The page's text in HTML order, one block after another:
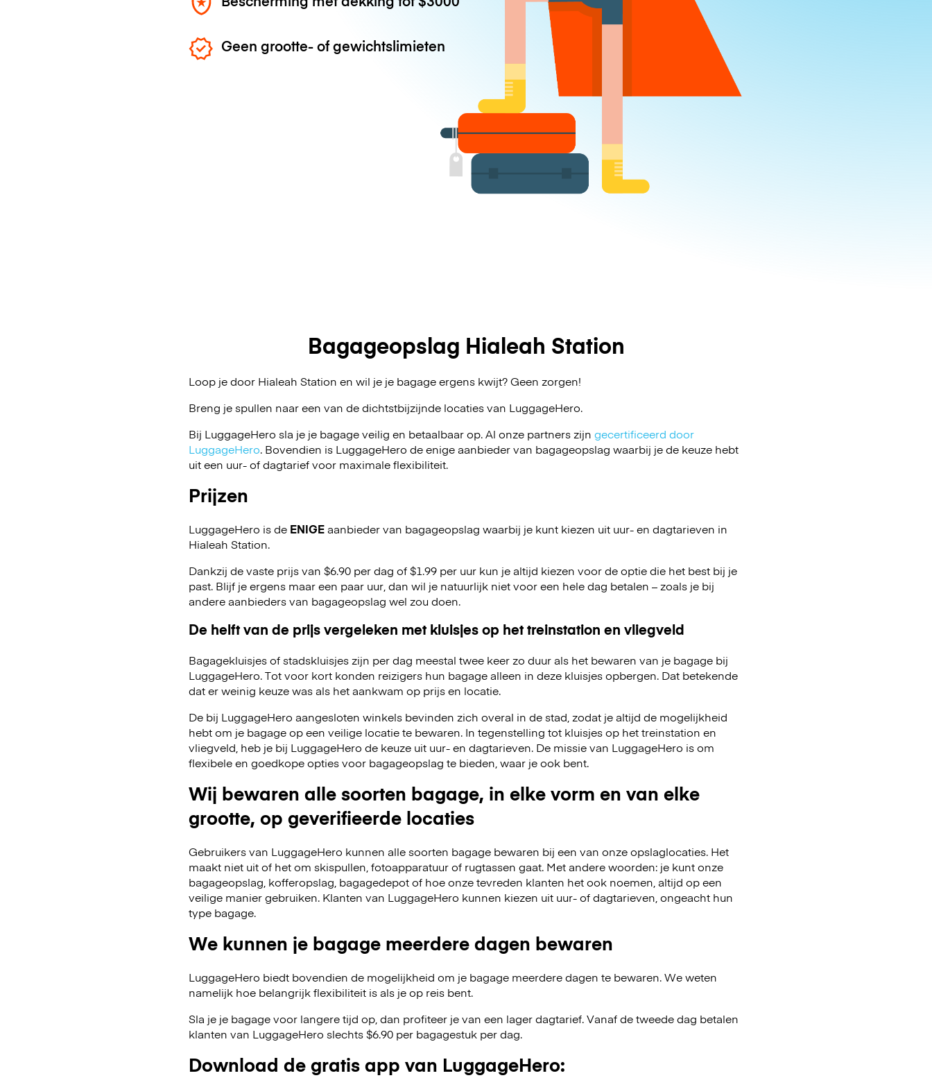
Geen grootte- of gewichtslimieten
Bagageopslag Hialeah Station
Loop je door Hialeah Station en wil je je bagage ergens kwijt? Geen zorgen!
Breng je spullen naar een van de dichtstbijzijnde locaties van LuggageHero.
Bij LuggageHero sla je je bagage veilig en betaalbaar op. Al onze partners zijn gecertificeerd door
LuggageHero. Bovendien is LuggageHero de enige aanbieder van bagageopslag waarbij je de keuze hebt
uit een uur- of dagtarief voor maximale flexibiliteit.
Prijzen
LuggageHero is de ENIGEaanbieder van bagageopslag waarbij je kunt kiezen uit uur- en dagtarieven in
Hialeah Station.
Dankzij de vaste prijs van $6.90 per dag of $1.99 per uur kun je altijd kiezen voor de optie die het best bij je
past. Blijf je ergens maar een paar uur, dan wil je natuurlijk niet voor een hele dag betalen – zoals je bij
andere aanbieders van bagageopslag wel zou doen.
De helft van de prijs vergeleken met kluisjes op het treinstation en vliegveld
Bagagekluisjes of stadskluisjes zijn per dag meestal twee keer zo duur als het bewaren van je bagage bij
LuggageHero. Tot voor kort konden reizigers hun bagage alleen in deze kluisjes opbergen. Dat betekende
dat er weinig keuze was als het aankwam op prijs en locatie.
De bij LuggageHero aangesloten winkels bevinden zich overal in de stad, zodat je altijd de mogelijkheid
hebt om je bagage op een veilige locatie te bewaren. In tegenstelling tot kluisjes op het treinstation en
vliegveld, heb je bij LuggageHero de keuze uit uur- en dagtarieven. De missie van LuggageHero is om
flexibele en goedkope opties voor bagageopslag te bieden, waar je ook bent.
Wij bewaren alle soorten bagage, in elke vorm en van elke
grootte, op geverifieerde locaties
Gebruikers van LuggageHero kunnen alle soorten bagage bewaren bij een van onze opslaglocaties. Het
maakt niet uit of het om skispullen, fotoapparatuur of rugtassen gaat. Met andere woorden: je kunt onze
bagageopslag, kofferopslag, bagagedepot of hoe onze tevreden klanten het ook noemen, altijd op een
veilige manier gebruiken. Klanten van LuggageHero kunnen kiezen uit uur- of dagtarieven, ongeacht hun
type bagage.
We kunnen je bagage meerdere dagen bewaren
LuggageHero biedt bovendien de mogelijkheid om je bagage meerdere dagen te bewaren. We weten
namelijk hoe belangrijk flexibiliteit is als je op reis bent.
Sla je je bagage voor langere tijd op, dan profiteer je van een lager dagtarief. Vanaf de tweede dag betalen
klanten van LuggageHero slechts $6.90 per bagagestuk per dag.
Download de gratis app van LuggageHero: